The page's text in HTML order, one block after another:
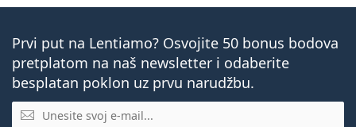
Prvi put na Lentiamo? Osvojite 50 bonus bodova
pretplatom na naš newsletter i odaberite
besplatan poklon uz prvu narudžbu.
E-mail